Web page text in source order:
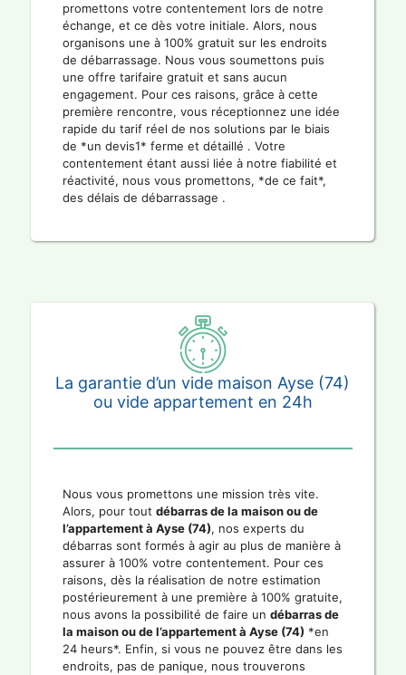
promettons votre contentement lors de notre
échange, et ce dès votre initiale. Alors, nous
organisons une à 100% gratuit sur les endroits
de débarrassage. Nous vous soumettons puis
une offre tarifaire gratuit et sans aucun
engagement. Pour ces raisons, grâce à cette
première rencontre, vous réceptionnez une idée
rapide du tarif réel de nos solutions par le biais
de *un devis1* ferme et détaillé . Votre
contentement étant aussi liée à notre fiabilité et
réactivité, nous vous promettons, *de ce fait*,
des délais de débarrassage .
La garantie d’un vide maison Ayse (74)
ou vide appartement en 24h
Nous vous promettons une mission très vite.
Alors, pour tout débarras de la maison ou de
l’appartement à Ayse (74), nos experts du
débarras sont formés à agir au plus de manière à
assurer à 100% votre contentement. Pour ces
raisons, dès la réalisation de notre estimation
postérieurement à une première à 100% gratuite,
nous avons la possibilité de faire un débarras de
la maison ou de l’appartement à Ayse (74) *en
24 heurs*. Enfin, si vous ne pouvez être dans les
endroits, pas de panique, nous trouverons